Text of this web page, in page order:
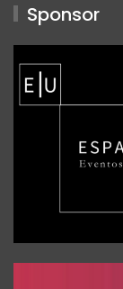
Sponsor